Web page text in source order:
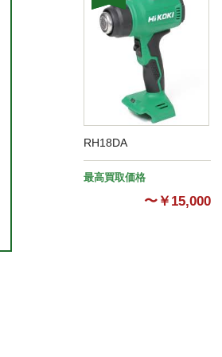
RH18DA
最高買取価格
〜￥15,000
スマホでカンタン！LINE査定